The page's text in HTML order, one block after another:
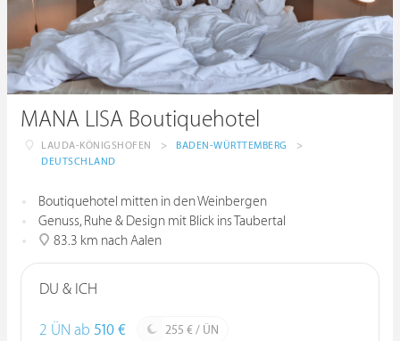
MANA LISA Boutiquehotel
LAUDA-KÖNIGSHOFEN > BADEN-WÜRTTEMBERG
>
DEUTSCHLAND
Boutiquehotel mitten in den Weinbergen
Genuss, Ruhe & Design mit Blick ins Taubertal
83.3 km nach Aalen
DU & ICH
2 ÜN ab 510 € 255 € / ÜN